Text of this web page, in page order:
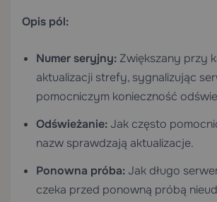
Opis pól:
Numer seryjny:Zwiększany przy
aktualizacji strefy, sygnalizując
pomocniczym konieczność
Odświeżanie: Jak często
nazw sprawdzają aktualizacje.
Ponowna próba: Jak długo
czeka przed ponowną próbą